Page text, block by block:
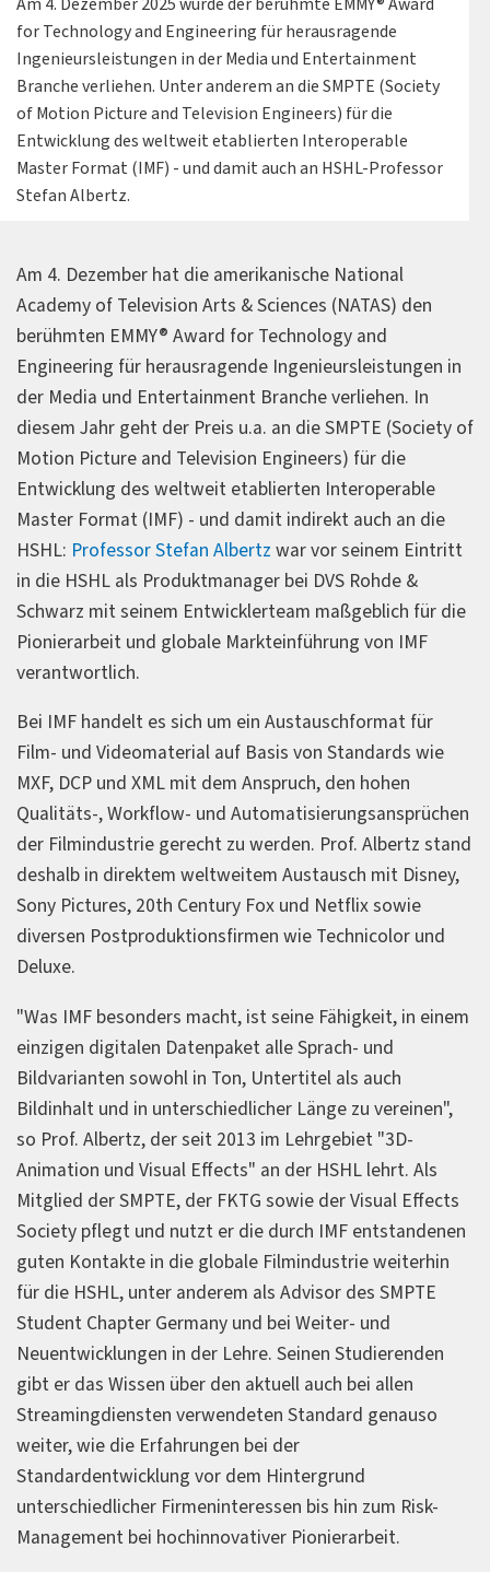
for Technology and Engineering für herausragende
Ingenieursleistungen in der Media und Entertainment
Branche verliehen. Unter anderem an die SMPTE (Society
of Motion Picture and Television Engineers) für die
Entwicklung des weltweit etablierten Interoperable
Master Format (IMF) - und damit auch an HSHL-Professor
Stefan Albertz.
Am 4. Dezember hat die amerikanische National
Academy of Television Arts & Sciences (NATAS) den
berühmten EMMY® Award for Technology and
Engineering für herausragende Ingenieursleistungen in
der Media und Entertainment Branche verliehen. In
diesem Jahr geht der Preis u.a. an die SMPTE (Society of
Motion Picture and Television Engineers) für die
Entwicklung des weltweit etablierten Interoperable
Master Format (IMF) - und damit indirekt auch an die
HSHL: Professor Stefan Albertz war vor seinem Eintritt
in die HSHL als Produktmanager bei DVS Rohde &
Schwarz mit seinem Entwicklerteam maßgeblich für die
Pionierarbeit und globale Markteinführung von IMF
verantwortlich.
Bei IMF handelt es sich um ein Austauschformat für
Film- und Videomaterial auf Basis von Standards wie
MXF, DCP und XML mit dem Anspruch, den hohen
Qualitäts-, Workflow- und Automatisierungsansprüchen
der Filmindustrie gerecht zu werden. Prof. Albertz stand
deshalb in direktem weltweitem Austausch mit Disney,
Sony Pictures, 20th Century Fox und Netflix sowie
diversen Postproduktionsfirmen wie Technicolor und
Deluxe.
"Was IMF besonders macht, ist seine Fähigkeit, in einem
einzigen digitalen Datenpaket alle Sprach- und
Bildvarianten sowohl in Ton, Untertitel als auch
Bildinhalt und in unterschiedlicher Länge zu vereinen",
so Prof. Albertz, der seit 2013 im Lehrgebiet "3D-
Animation und Visual Effects" an der HSHL lehrt. Als
Mitglied der SMPTE, der FKTG sowie der Visual Effects
Society pflegt und nutzt er die durch IMF entstandenen
guten Kontakte in die globale Filmindustrie weiterhin
für die HSHL, unter anderem als Advisor des SMPTE
Student Chapter Germany und bei Weiter- und
Neuentwicklungen in der Lehre. Seinen Studierenden
gibt er das Wissen über den aktuell auch bei allen
Streamingdiensten verwendeten Standard genauso
weiter, wie die Erfahrungen bei der
Standardentwicklung vor dem Hintergrund
unterschiedlicher Firmeninteressen bis hin zum Risk-
Management bei hochinnovativer Pionierarbeit.